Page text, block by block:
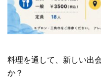
料理を通して、新しい出
か？